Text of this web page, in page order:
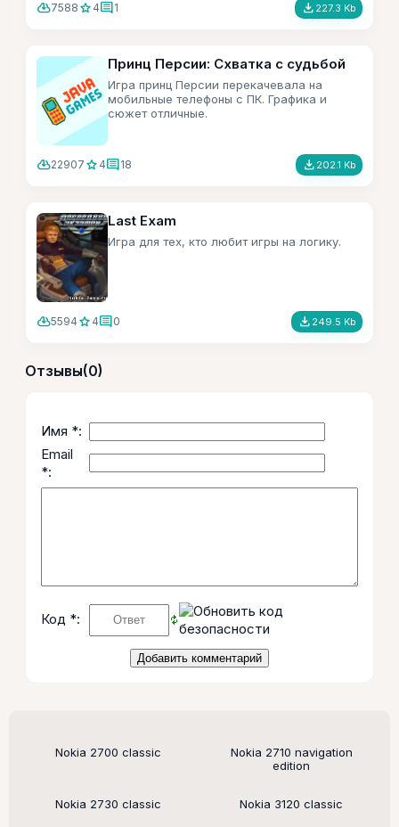
cloud_download7588 star 4comment1 file_download 227.3 Kb
Принц Персии: Схватка с судьбой
Игра принц Персии перекачевала на
мобильные телефоны с ПК. Графика и
сюжет отличные.
cloud_download22907 star 4comment18 file_download 202.1 Kb
Last Exam
Игра для тех, кто любит игры на логику.
cloud_download5594 star 4comment0 file_download 249.5 Kb
Отзывы(0)
Имя *:
Email
*:
Код *:
Поддерживаемые модели
Nokia 2700 classic
Nokia 2710 navigation
edition
Nokia 2730 classic Nokia 3120 classic